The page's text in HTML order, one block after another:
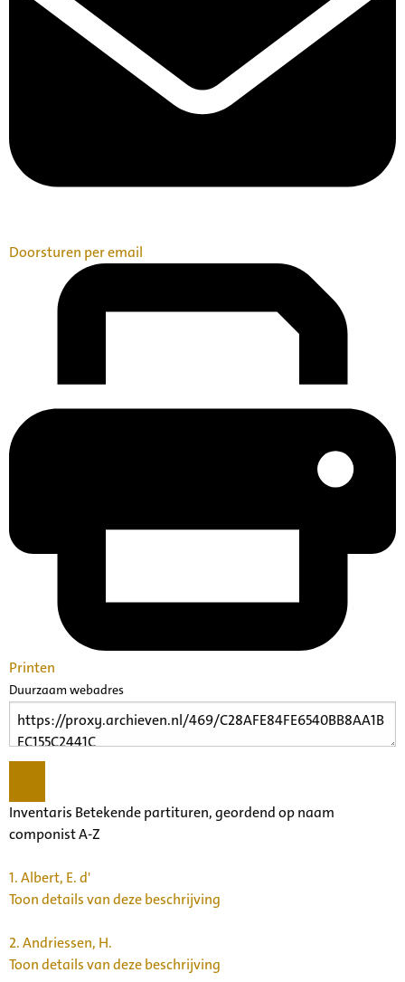
Doorsturen per email
Printen
Duurzaam webadres
Inventaris Betekende partituren, geordend op naam
componist A-Z
1.Albert, E. d'
Toon details van deze beschrijving
2.Andriessen, H.
Toon details van deze beschrijving